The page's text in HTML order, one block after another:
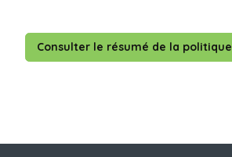
Consulter le résumé de la politique